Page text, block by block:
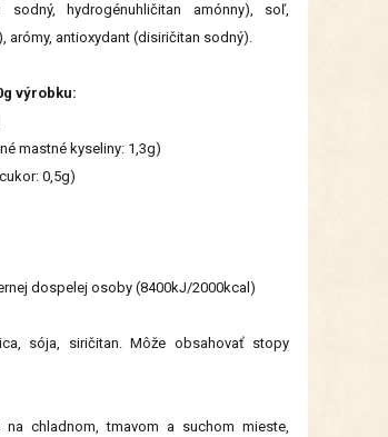
sodný, hydrogénuhličitan amónny), soľ,
arómy, antioxydant (disiričitan sodný).
výrobku:
mastné kyseliny: 1,3g)
0,5g)
dospelej osoby (8400kJ/2000kcal)
sója, siričitan. Môže obsahovať stopy
na chladnom, tmavom a suchom mieste,